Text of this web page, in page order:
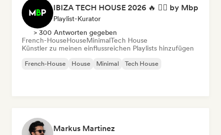
IBIZA TECH HOUSE 2026 🔥 😮‍💨 by Mbp
Playlist-Kurator
> 300 Antworten gegeben
French-HouseHouseMinimalTech House
Künstler zu meinen einflussreichen Playlists hinzufügen
French-House House Minimal Tech House
Markus Martinez